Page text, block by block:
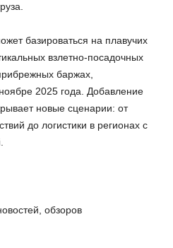
базироваться на плавучих
взлетно-посадочных
баржах,
2025 года. Добавление
новые сценарии: от
до логистики в регионах с
обзоров